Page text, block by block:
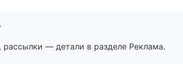
— детали в разделе Реклама.